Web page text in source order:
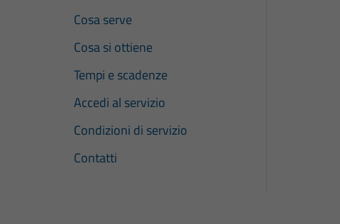
Cosa serve
Cosa si ottiene
Tempi e scadenze
Accedi al servizio
Condizioni di servizio
Contatti